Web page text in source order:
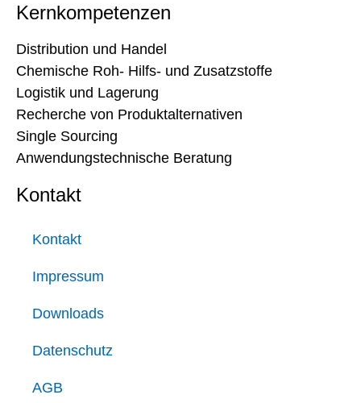
Kernkompetenzen
Distribution und Handel
Chemische Roh- Hilfs- und Zusatzstoffe
Logistik und Lagerung
Recherche von Produktalternativen
Single Sourcing
Anwendungstechnische Beratung
Kontakt
Kontakt
Impressum
Downloads
Datenschutz
AGB